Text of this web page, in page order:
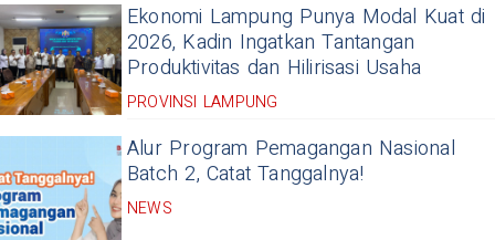
Ekonomi Lampung Punya Modal Kuat di
2026, Kadin Ingatkan Tantangan
Produktivitas dan Hilirisasi Usaha
PROVINSI LAMPUNG
Alur Program Pemagangan Nasional
Batch 2, Catat Tanggalnya!
NEWS